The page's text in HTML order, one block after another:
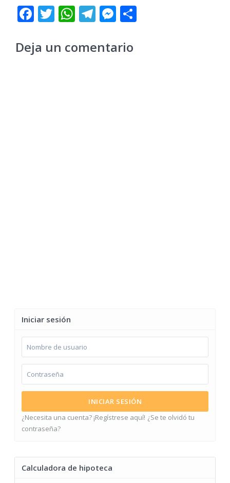
Facebook
Twitter
WhatsApp
Telegram
Messenger
Deja un comentario
Iniciar sesión
INICIAR SESIÓN
¿Necesita una cuenta? ¡Regístrese aquí! ¿Se te olvidó tu
contraseña?
Calculadora de hipoteca